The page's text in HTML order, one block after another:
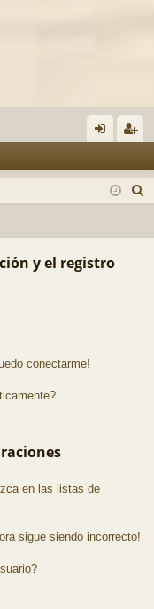
nti
ar
se
ist
rs
y el registro
conectarme!
en las listas de
sigue siendo incorrecto!